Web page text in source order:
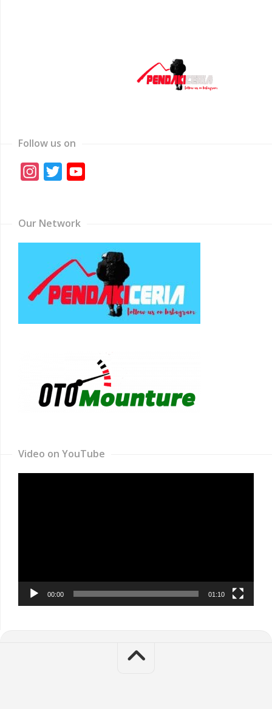
Follow us on
Instagram
Twitter
Our Network
Video on YouTube
00:00 01:10